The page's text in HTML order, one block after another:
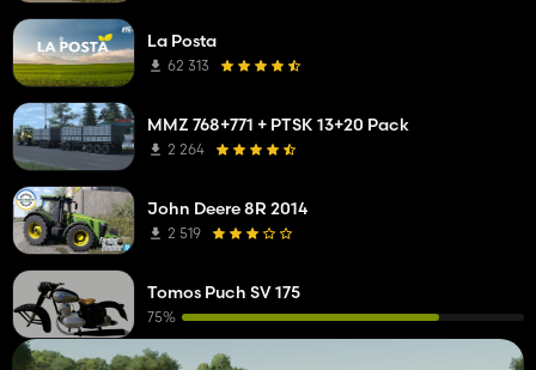
La Posta
62 313
MMZ 768+771 + PTSK 13+20 Pack
2 264
John Deere 8R 2014
2 519
Tomos Puch SV 175
75%